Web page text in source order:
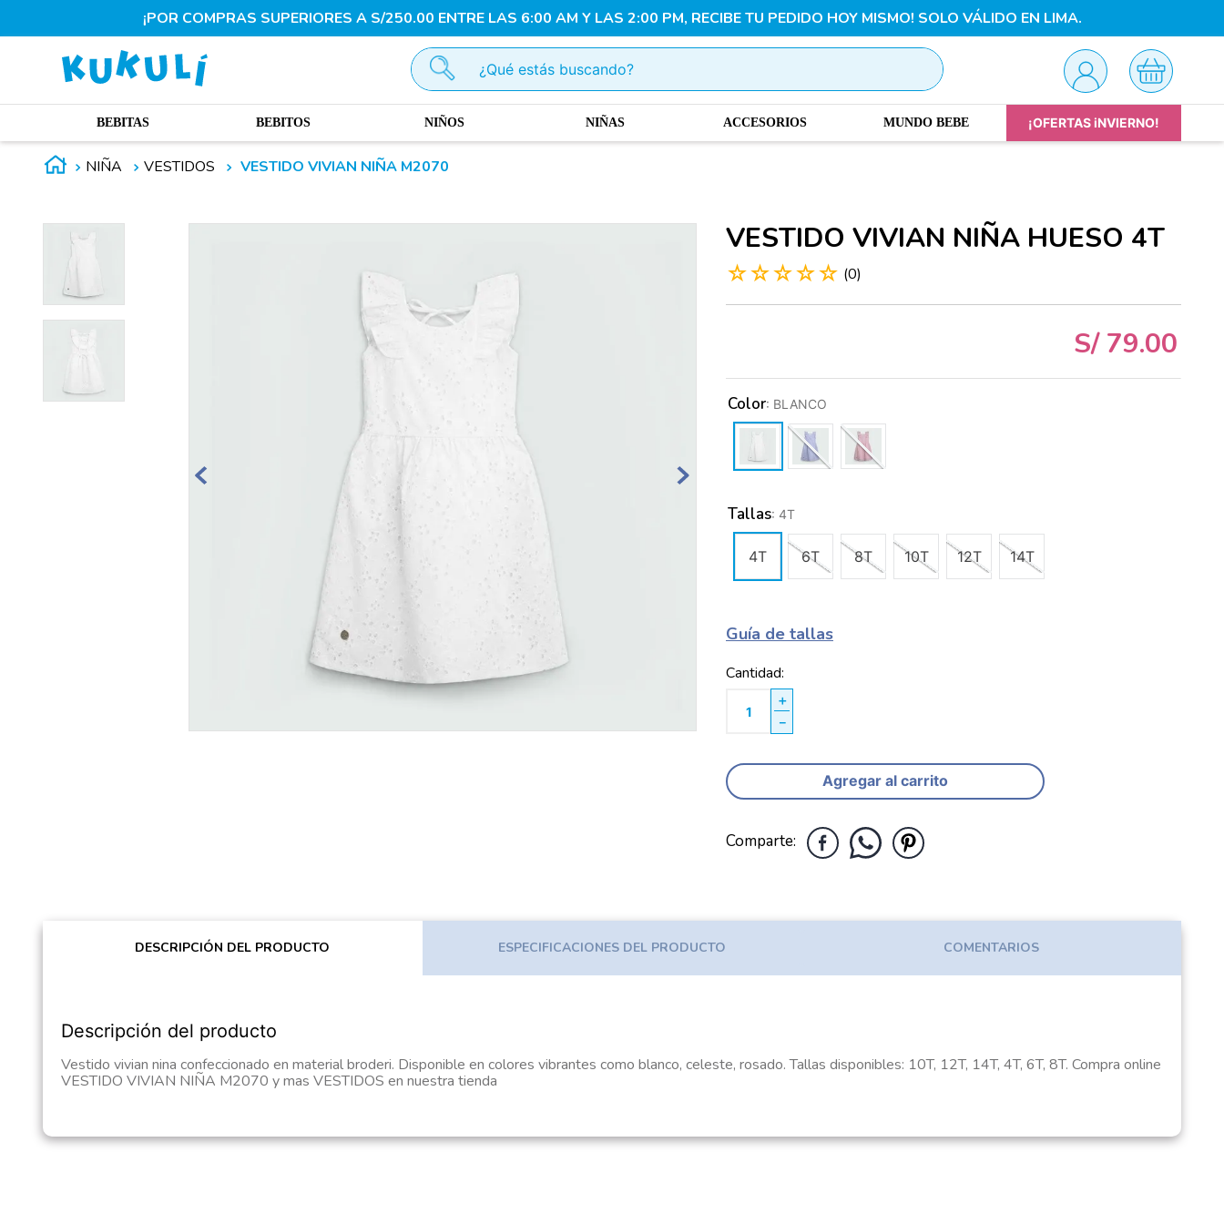
¡POR COMPRAS SUPERIORES A S/250.00 ENTRE LAS 6:00 AM Y LAS 2:00 PM, RECIBE TU PEDIDO HOY MISMO! SOLO VÁLIDO EN LIMA.
¿Qué estás buscando?
BEBITAS BEBITOS NIÑOS NIÑAS ACCESORIOS MUNDO BEBE ¡OFERTAS iNVIERNO!
NIÑA VESTIDOS VESTIDO VIVIAN NIÑA M2070
VESTIDO VIVIAN NIÑA HUESO 4T
☆☆☆☆☆ (0)
S/ 79.00
Tallas: 4T
4T 6T 8T 10T 12T 14T
Color: BLANCO
Guía de tallas
Cantidad
＋
－
Agregar al carrito
Comparte
DESCRIPCIÓN DEL PRODUCTO ESPECIFICACIONES DEL PRODUCTO COMENTARIOS
Descripción del producto
Vestido vivian nina confeccionado en material broderi. Disponible en colores vibrantes como blanco, celeste, rosado. Tallas disponibles: 10T, 12T, 14T, 4T, 6T, 8T. Compra online
VESTIDO VIVIAN NIÑA M2070 y mas VESTIDOS en nuestra tienda